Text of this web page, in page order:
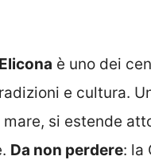
è uno dei
e cultura.
si estende
Da non perdere: la